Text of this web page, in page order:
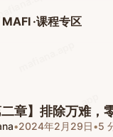
MAFI ·课程专区
章】排除万难，
•2024年2月29日•5
mafiana.app